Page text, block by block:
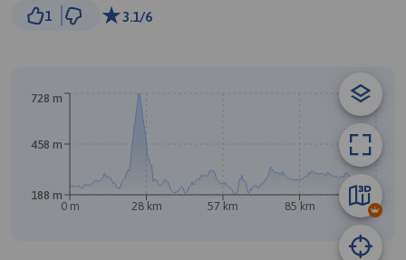
1 3.1/6
0 m 28 km 57 km 85 km 114 km
188 m
458 m
728 m